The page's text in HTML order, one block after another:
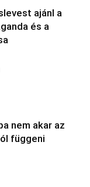
ajánl a
és a
nem akar az
függeni